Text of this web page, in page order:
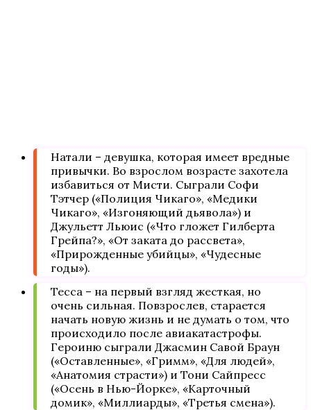
Натали – девушка, которая имеет вредные
привычки. Во взрослом возрасте захотела
избавиться от Мисти. Сыграли Софи
Тэтчер («Полиция Чикаго», «Медики
Чикаго», «Изгоняющий дьявола») и
Джульетт Льюис («Что гложет Гилберта
Грейпа?», «От заката до рассвета»,
«Прирожденные убийцы», «Чудесные
годы»).
Тесса – на первый взгляд жесткая, но
очень сильная. Повзрослев, старается
начать новую жизнь и не думать о том, что
происходило после авиакатастрофы.
Героиню сыграли Джасмин Савой Браун
(«Оставленные», «Гримм», «Для людей»,
«Анатомия страсти») и Тони Сайпресс
(«Осень в Нью-Йорке», «Карточный
домик», «Миллиарды», «Третья смена»).